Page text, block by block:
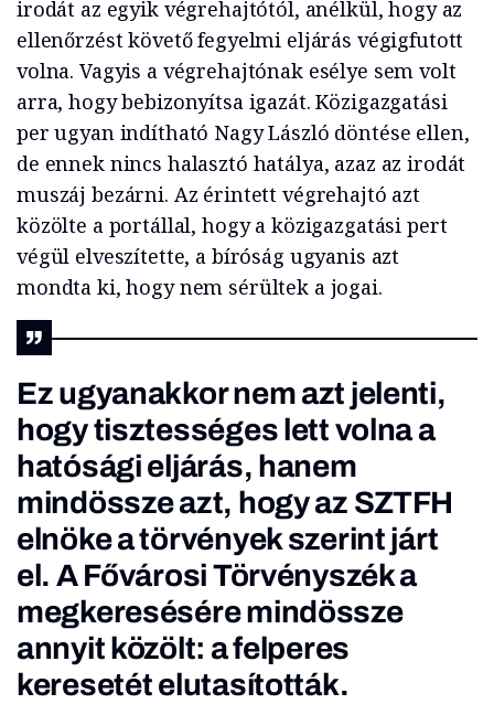
irodát az egyik végrehajtótól, anélkül, hogy az
ellenőrzést követő fegyelmi eljárás végigfutott
volna. Vagyis a végrehajtónak esélye sem volt
arra, hogy bebizonyítsa igazát. Közigazgatási
per ugyan indítható Nagy László döntése ellen,
de ennek nincs halasztó hatálya, azaz az irodát
muszáj bezárni. Az érintett végrehajtó azt
közölte a portállal, hogy a közigazgatási pert
végül elveszítette, a bíróság ugyanis azt
mondta ki, hogy nem sérültek a jogai.
Ez ugyanakkor nem azt jelenti,
hogy tisztességes lett volna a
hatósági eljárás, hanem
mindössze azt, hogy az SZTFH
elnöke a törvények szerint járt
el. A Fővárosi Törvényszék a
megkeresésére mindössze
annyit közölt: a felperes
keresetét elutasították.